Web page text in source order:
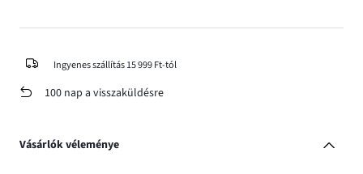
Ingyenes szállítás 15 999 Ft-tól
100 nap a visszaküldésre
Vásárlók véleménye